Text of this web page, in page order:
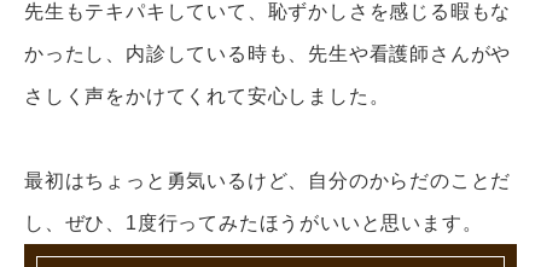
先生もテキパキしていて、恥ずかしさを感じる暇もな
かったし、内診している時も、先生や看護師さんがや
さしく声をかけてくれて安心しました。
最初はちょっと勇気いるけど、自分のからだのことだ
し、ぜひ、1度行ってみたほうがいいと思います。